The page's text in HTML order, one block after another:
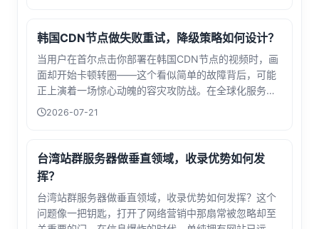
韩国CDN节点做失败重试，降级策略如何设计？
当用户在首尔点击你部署在韩国CDN节点的视频时，画
面却开始卡顿转圈——这个看似简单的故障背后，可能
正上演着一场惊心动魄的容灾攻防战。在全球化服务架
构中，单个CDN节点的异常就像多米诺骨牌的第一张，
2026-07-21
台湾站群服务器做垂直领域，收录优势如何发
挥？
台湾站群服务器做垂直领域，收录优势如何发挥？这个
问题像一把钥匙，打开了网络营销中那扇常被忽略却至